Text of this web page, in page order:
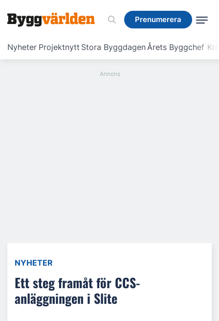
Prenumerera
Nyheter Projektnytt Stora ByggdagenÅrets Byggchef
Prenumerera
NYHETER
Ett steg framåt för CCS-
anläggningen i Slite